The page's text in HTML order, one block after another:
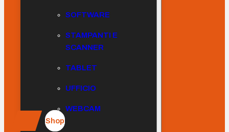
SOFTWARE
STAMPANTI E
SCANNER
TABLET
UFFICIO
WEBCAM
Shop